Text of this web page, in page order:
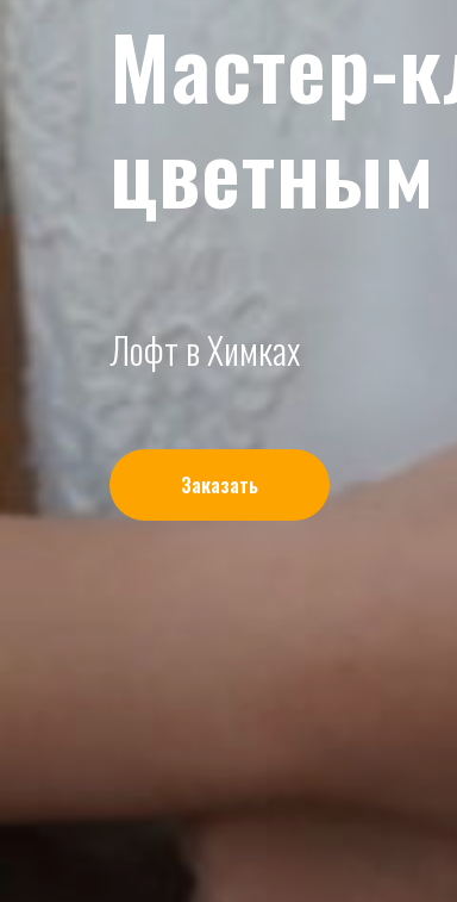
Мастер-
цветным
Лофт в Химках
Заказать